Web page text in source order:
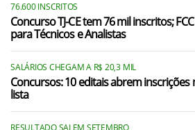
76.600 INSCRITOS
Concurso TJ-CE tem 76 mil inscritos;
para Técnicos e Analistas
SALÁRIOS CHEGAM A R$ 20,3 MIL
Concursos: 10 editais abrem inscrições
lista